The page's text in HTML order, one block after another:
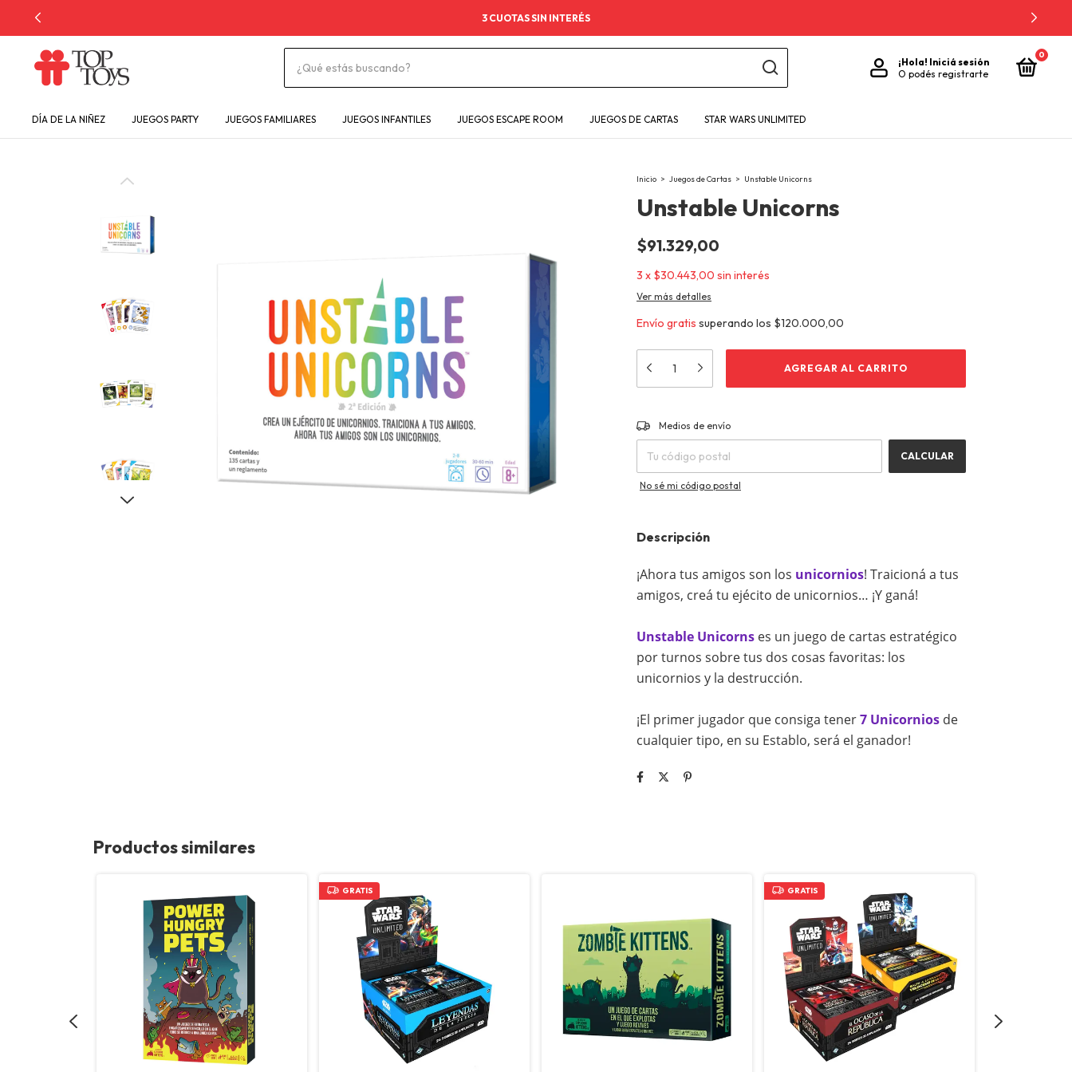
3 CUOTAS SIN INTERÉS
¡Hola! Iniciá sesión
O podés registrarte
0
DÍA DE LA NIÑEZ JUEGOS PARTY JUEGOS FAMILIARES JUEGOS INFANTILES JUEGOS ESCAPE ROOM JUEGOS DE CARTAS STAR WARS UNLIMITED
Inicio > Juegos de Cartas > Unstable Unicorns
Unstable Unicorns
$91.329,00
3 x $30.443,00 sin interés
Ver más detalles
Envío gratis superando los $120.000,00
Entregas para el CP:
Medios de envío
CALCULAR
No sé mi código postal
Descripción
¡Ahora tus amigos son los unicornios! Traicioná a tus
amigos, creá tu ejécito de unicornios… ¡Y ganá!
Unstable Unicorns es un juego de cartas estratégico
por turnos sobre tus dos cosas favoritas: los
unicornios y la destrucción.
¡El primer jugador que consiga tener7 Unicornios de
cualquier tipo, en su Establo, será el ganador!
Productos similares
GRATIS GRATIS